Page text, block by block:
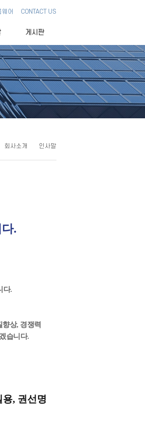
어 CONTACT US
게시판
회사소개 인사말
.
다.
상, 경쟁력
습니다.
용, 권선명